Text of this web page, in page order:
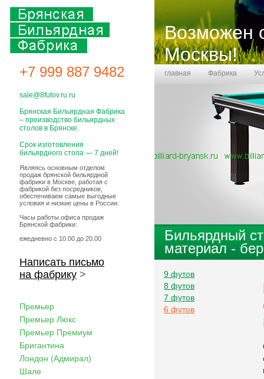
+7 999 887 9482
Возможен
Москвы!
главная Фабрика
Бильярдный
материал -
9 футов
8 футов
7 футов
6 футов
sale@8futov.ru.ru
Брянская Бильярдная Фабрика
– производство бильярдных
столов в Брянске.
Срок изготовления
бильярдного стола — 7 дней!
Являясь основным отделом
продаж брянской бильярдной
фабрики в Москве, работая с
фабрикой без посредников,
обеспечиваем самые выгодные
условия и низкие цены в России.
Часы работы офиса продаж
Брянской фабрики:
ежедневно с 10.00 до 20.00
Написать письмо
на фабрику >
Премьер
Премьер Люкс
Премьер Премиум
Бригантина
Лондон (Адмирал)
Шале